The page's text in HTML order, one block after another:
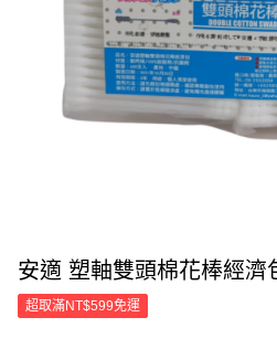
安適 塑軸雙頭棉花棒經濟
超取滿NT$599免運